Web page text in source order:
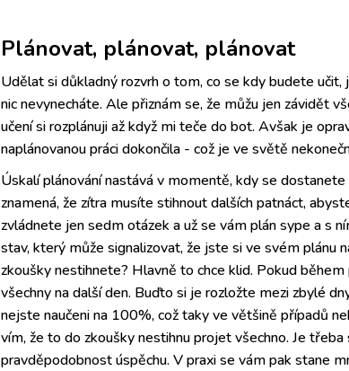
Plánovat, plánovat, plánovat
Udělat si důkladný rozvrh o tom, co se kdy budete
nic nevynecháte. Ale přiznám se, že můžu jen závidět
učení si rozplánuji až když mi teče do bot. Avšak je
naplánovanou práci dokončila - což je ve světě
Úskalí plánování nastává v momentě, kdy se
znamená, že zítra musíte stihnout dalších patnáct,
zvládnete jen sedm otázek a už se vám plán sype a s
stav, který může signalizovat, že jste si ve svém plánu
zkoušky nestihnete? Hlavně to chce klid. Pokud
všechny na další den. Buďto si je rozložte mezi zbylé
nejste naučeni na 100%, což taky ve většině případů
vím, že to do zkoušky nestihnu projet všechno. Je
pravděpodobnost úspěchu. V praxi se vám pak stane